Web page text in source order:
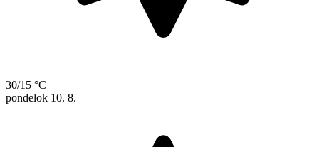
30/15 °C
pondelok 10. 8.